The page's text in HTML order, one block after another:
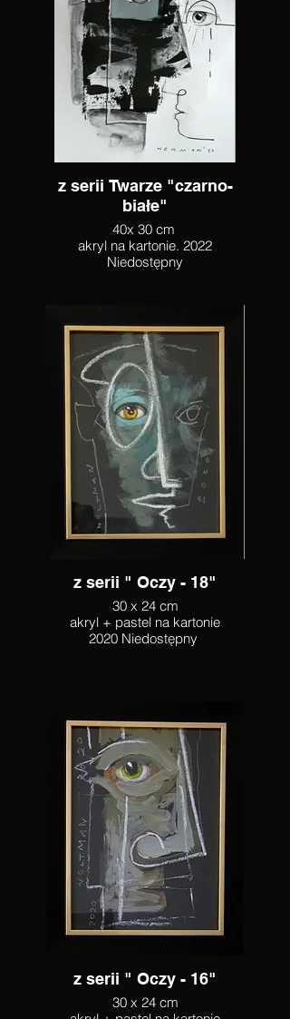
z serii Twarze "czarno-
białe"
40x 30 cm
akryl na kartonie. 2022
Niedostępny
z serii " Oczy - 18"
30 x 24 cm
akryl + pastel na kartonie
2020 Niedostępny
z serii " Oczy - 16"
30 x 24 cm